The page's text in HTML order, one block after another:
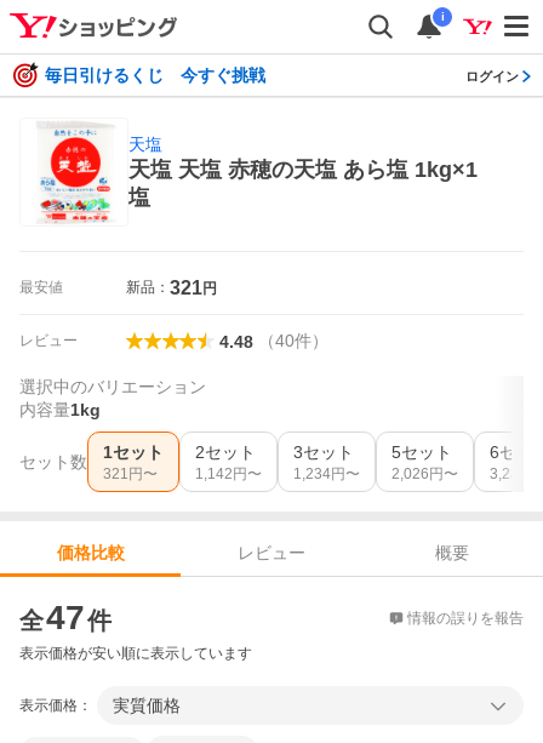
i
毎日引けるくじ 今すぐ挑戦 ログイン
天塩
天塩 天塩 赤穂の天塩 あら塩 1kg×1
塩
最安値 新品： 321円
レビュー 4.48 （40件）
選択中のバリエーション
内容量1kg
セット数 1セット
321 円〜
2セット
1,142 円〜
3セット
1,234円〜
5セット
2,026 円〜
6セッ
3,236
価格比較 レビュー
概要
全47件 情報の誤りを報告
表示価格が安い順に表示しています
表示価格： 実質価格